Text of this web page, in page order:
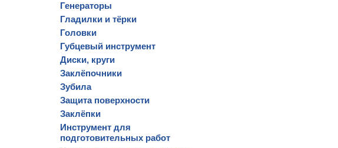
Генераторы
Гладилки и тёрки
Головки
Губцевый инструмент
Диски, круги
Заклёпочники
Зубила
Защита поверхности
Заклёпки
Инструмент для
подготовительных работ